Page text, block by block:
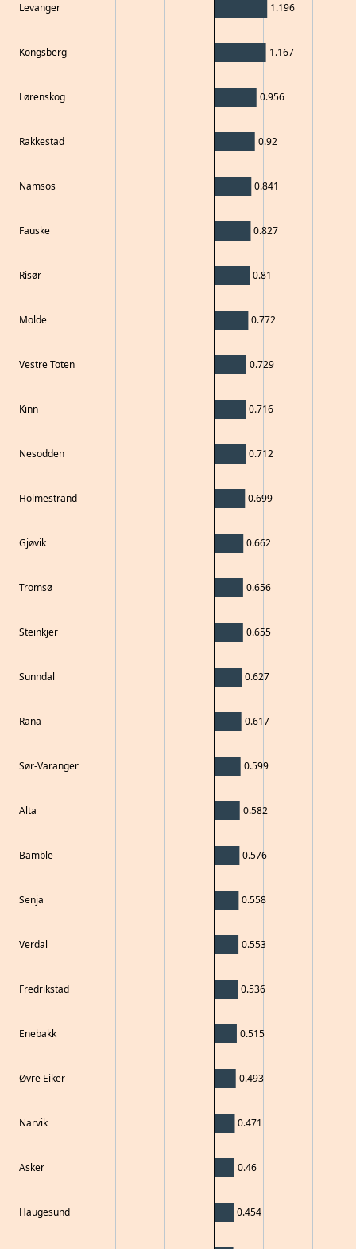
Levanger
Kongsberg
Lørenskog
Rakkestad
Namsos
Fauske
Risør
Molde
Vestre Toten
Kinn
Nesodden
Holmestrand
Gjøvik
Tromsø
Steinkjer
Sunndal
Rana
Sør-Varanger
Alta
Bamble
Senja
Verdal
Fredrikstad
Enebakk
Øvre Eiker
Narvik
Asker
Haugesund
1.196
1.167
0.956
0.92
0.841
0.827
0.81
0.772
0.729
0.716
0.712
0.699
0.662
0.656
0.655
0.627
0.617
0.599
0.582
0.576
0.558
0.553
0.536
0.515
0.493
0.471
0.46
0.454